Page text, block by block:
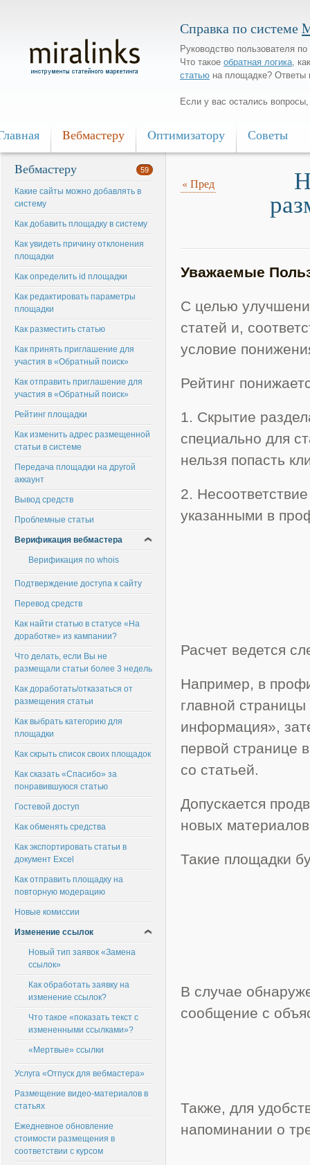
Справка по системе
Руководство пользователя
Что такое обратная логика,
статью на площадке? Ответы
Если у вас остались
Bебмастеру Oптимизатору Советы
«Пред
Уважаемые
С целью
статей и,
условие
Рейтинг
1. Скрытие
специально для
нельзя попасть
2.
указанными в
Расчет ведется
Например, в
главной
информация»,
первой странице
со статьей.
Допускается
новых
Такие площадки
В случае
сообщение с
Также, для
напоминании о
Bебмастеру 59
Какие сайты можно добавлять в
систему
Как добавить площадку в систему
Как увидеть причину отклонения
площадки
Как определить id площадки
Как редактировать параметры
площадки
Как разместить статью
Как принять приглашение для
участия в «Обратный поиск»
Как отправить приглашение для
участия в «Обратный поиск»
Рейтинг площадки
Как изменить адрес размещенной
статьи в системе
Передача площадки на другой
аккаунт
Вывод средств
Проблемные статьи
Верификация вебмастера
Верификация по whois
Подтверждение доступа к сайту
Перевод средств
Как найти статью в статусе «На
доработке» из кампании?
Что делать, если Вы не
размещали статьи более 3 недель
Как доработать/отказаться от
размещения статьи
Как выбрать категорию для
площадки
Как скрыть список своих площадок
Как сказать «Спасибо» за
понравившуюся статью
Гостевой доступ
Как обменять средства
Как экспортировать статьи в
документ Excel
Как отправить площадку на
повторную модерацию
Новые комиссии
Изменение ссылок
Новый тип заявок «Замена
ссылок»
Как обработать заявку на
изменение ссылок?
Что такое «показать текст с
измененными ссылками»?
«Мертвые» ссылки
Услуга «Отпуск для вебмастера»
Размещение видео-материалов в
статьях
Ежедневное обновление
стоимости размещения в
соответствии с курсом